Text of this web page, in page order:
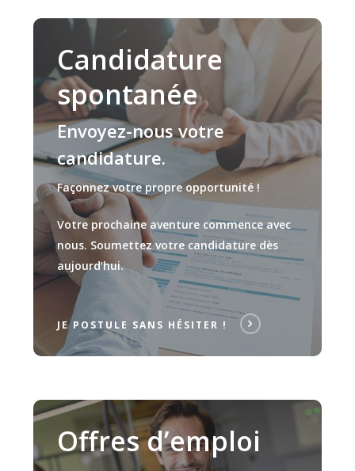
Candidature
spontanée
Envoyez-nous votre
candidature.
Façonnez votre propre opportunité !
Votre prochaine aventure commence avec
nous. Soumettez votre candidature dès
aujourd’hui.
JE POSTULE SANS HÉSITER !
Offres d’emploi